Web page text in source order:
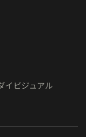
イビジュアル